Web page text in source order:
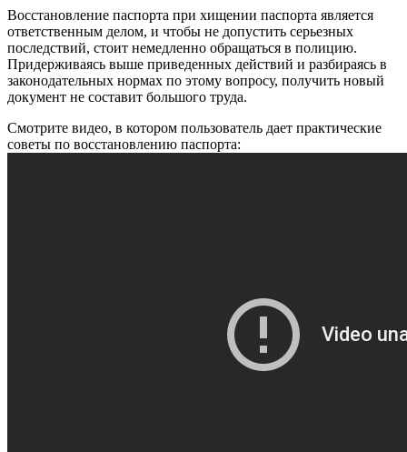
Восстановление паспорта при хищении паспорта является
ответственным делом, и чтобы не допустить серьезных
последствий, стоит немедленно обращаться в полицию.
Придерживаясь выше приведенных действий и разбираясь в
законодательных нормах по этому вопросу, получить новый
документ не составит большого труда.
Смотрите видео, в котором пользователь дает практические
советы по восстановлению паспорта: